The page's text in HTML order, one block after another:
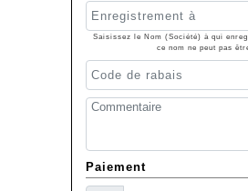
Saisissez le Nom (Société) à qui
ce nom ne peut pas
Paiement